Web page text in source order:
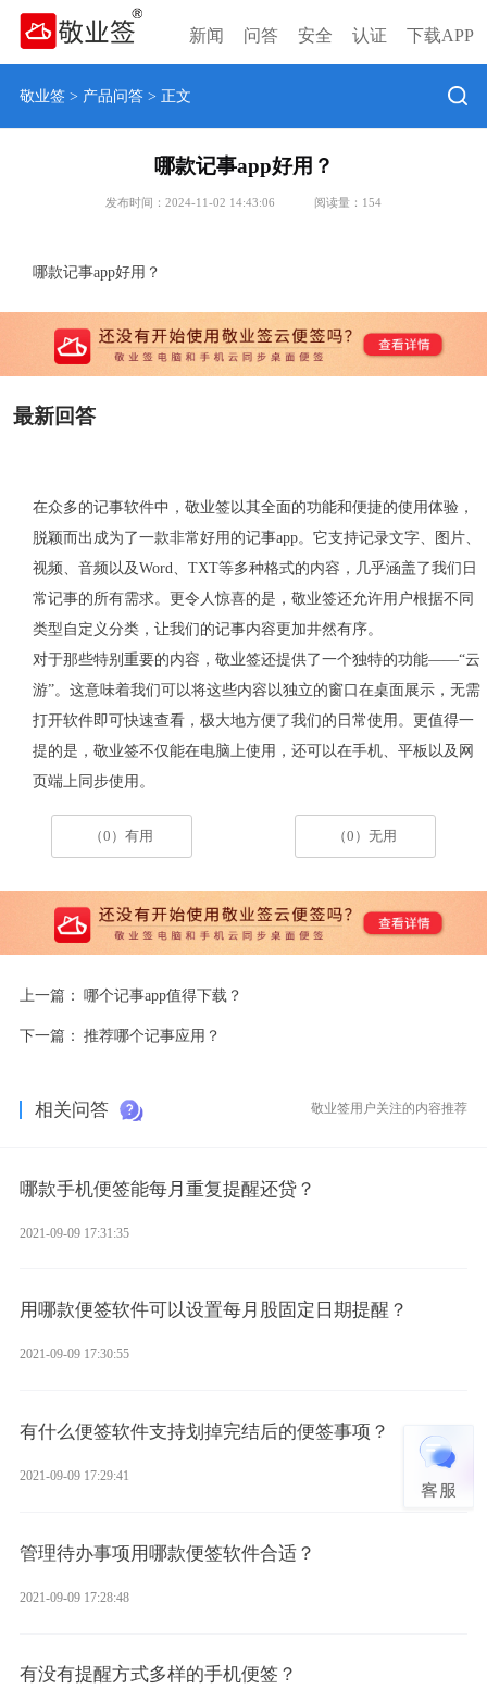
新闻 问答 安全 认证 下载APP
敬业签> 产品问答> 正文
哪款记事app好用？
发布时间：2024-11-02 14:43:06 阅读量： 154
哪款记事app好用？
最新回答
在众多的记事软件中，敬业签以其全面的功能和便捷的使用体验，
脱颖而出成为了一款非常好用的记事app。它支持记录文字、图片、
视频、音频以及Word TXT等多种格式的内容，几乎涵盖了我们日
常记事的所有需求。更令人惊喜的是，敬业签还允许用户根据不同
类型自定义分类，让我们的记事内容更加井然有序。
对于那些特别重要的内容，敬业签还提供了一个独特的功能——“云
游”。这意味着我们可以将这些内容以独立的窗口在桌面展示，无需
打开软件即可快速查看，极大地方便了我们的日常使用。更值得一
提的是，敬业签不仅能在电脑上使用，还可以在手机、平板以及网
页端上同步使用。
（0）有用 （0）无用
上一篇： 哪个记事app值得下载？
下一篇： 推荐哪个记事应用？
相关问答 敬业签用户关注的内容推荐
哪款手机便签能每月重复提醒还贷？
2021-09-09 17:31:35
用哪款便签软件可以设置每月股固定日期提醒？
2021-09-09 17:30:55
有什么便签软件支持划掉完结后的便签事项？
2021-09-09 17:29:41
管理待办事项用哪款便签软件合适？
2021-09-09 17:28:48
有没有提醒方式多样的手机便签？